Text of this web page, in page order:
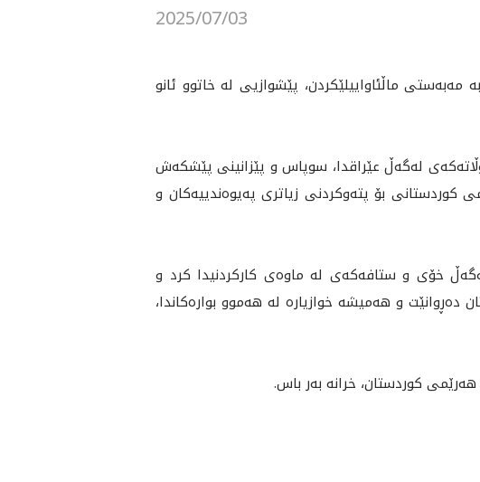
2025/07/03
كوردستان، به‌ مه‌به‌ستى ماڵئاواييلێكردن، پێشوازیی له‌ خاتوو ئانو
وڵاته‌كه‌ى له‌گه‌ڵ عێراقدا، سوپاس و پێزانينى پێشكه‌ش
بۆ پته‌وكردنى زياترى په‌يوه‌ندييه‌كان و
خۆى و ستافه‌كه‌ى له‌ ماوەی كاركردنيدا كرد و
و هه‌ميشه‌ خوازياره‌ له‌ هه‌موو بواره‌كاندا،
كوردستان، خرانه‌ به‌ر باس.